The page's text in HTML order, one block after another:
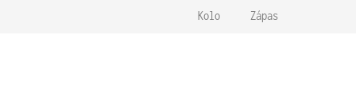
Kolo Zápas